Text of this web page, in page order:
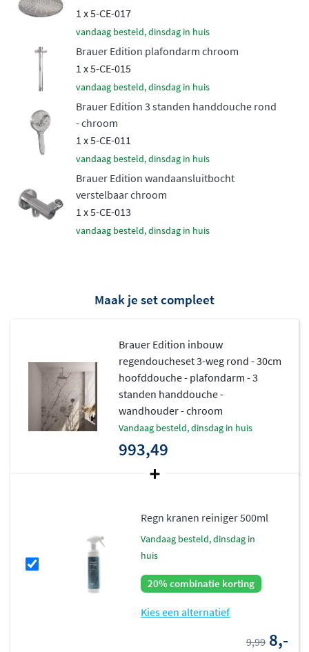
De Edition collectie onderscheidt zich door een breed
scala aan afwerkingen. Naast het tijdlozeglanzende
chroom
zijn er moderne matte PVD-afwerkingen
beschikbaar: geborsteld goud, geborsteld koper,
geborsteld gunmetal, geborsteld RVS en mat zwart. Deze
hoogwaardige PVD-coating is bijzonder slijtvast,
krasbestendig en behoudt jarenlang zijn prachtige
Veilige en stabiele
temperatuurregeling
elders in huis water wordt afgetapt. Het inbouwdeel
bedieningsknoppen blijven zichtbaar. Het
hoogwaardige messing binnenwerk staat garant voor
jarenlang zorgeloos doucheplezier.
1 x 5-CE-017
vandaag besteld, dinsdag in huis
Brauer Edition plafondarm chroom
1 x 5-CE-015
vandaag besteld, dinsdag in huis
Brauer Edition 3 standen handdouche rond
- chroom
1 x 5-CE-011
vandaag besteld, dinsdag in huis
Brauer Edition wandaansluitbocht
verstelbaar chroom
1 x 5-CE-013
vandaag besteld, dinsdag in huis
Maak je set compleet
Brauer Edition inbouw
regendoucheset 3-weg rond - 30cm
hoofddouche - plafondarm - 3
standen handdouche -
wandhouder - chroom
vandaag besteld, dinsdag in huis
993,49
Regn kranen reiniger 500ml
vandaag besteld, dinsdag in
huis
20% combinatie korting
Kies een alternatief
9,99 8,-